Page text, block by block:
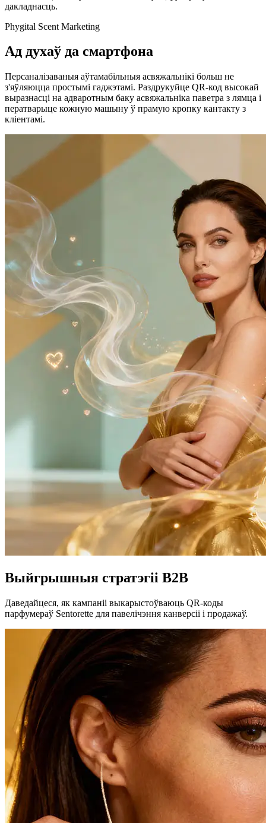
дакладнасць.
Phygital Scent Marketing
Ад духаў да смартфона
Персаналізаваныя аўтамабільныя асвяжальнікі больш не
з'яўляюцца простымі гаджэтамі. Раздрукуйце QR-код высокай
выразнасці на адваротным баку асвяжальніка паветра з лямца і
ператварыце кожную машыну ў прамую кропку кантакту з
кліентамі.
Выйгрышныя стратэгіі B2B
Даведайцеся, як кампаніі выкарыстоўваюць QR-коды
парфумераў Sentorette для павелічэння канверсіі і продажаў.